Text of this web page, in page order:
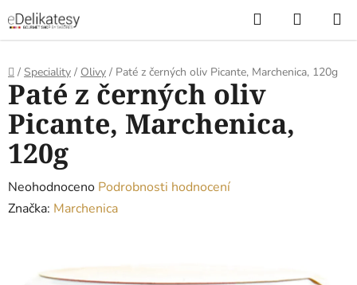
na
obsah
Hledat
KOŠÍK
Domů
/ Speciality / Olivy / Paté z černých oliv Picante, Marchenica, 120g
Paté z černých oliv
Picante, Marchenica,
120g
Průměrné
hodnocení
Neohodnoceno Podrobnosti hodnocení
Značka: Marchenica